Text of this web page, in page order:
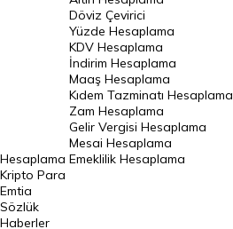
İsveç Kronu Kuru
Japon Yeni Kuru
Serbest Piyasa Döviz Kurları
Merkez Bankası Döviz Kurları
Altın Fiyatları
Gram Altın Fiyatı
Çeyrek Altın Fiyatı
Hesaplama
Döviz Çevirici
Yüzde Hesaplama
KDV Hesaplama
İndirim Hesaplama
Maaş Hesaplama
Kıdem Tazminatı Hesaplama
Zam Hesaplama
Gelir Vergisi Hesaplama
Mesai Hesaplama
Emeklilik Hesaplama
Kripto Para
Emtia
Sözlük
Haberler